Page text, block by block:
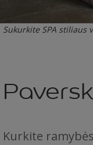
Sukurkite SPA stiliaus
Kurkite